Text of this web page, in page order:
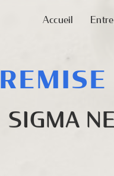
Accueil
REMISE
SIGMA